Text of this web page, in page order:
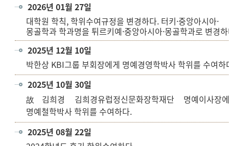
2026년 01월 27일
대학원 학칙, 학위수여규정을 변경하다. 터키·중앙아시아·
몽골학과 학과명을 튀르키예·중앙아시아·몽골학과로 변경
2025년 12월 10일
박한상 KBI그룹 부회장에게 명예경영학박사 학위를 수여하
2025년 10월 30일
故 김희경 김희경유럽정신문화장학재단 명예이사장
명예철학박사 학위를 수여하다.
2025년 08월 22일